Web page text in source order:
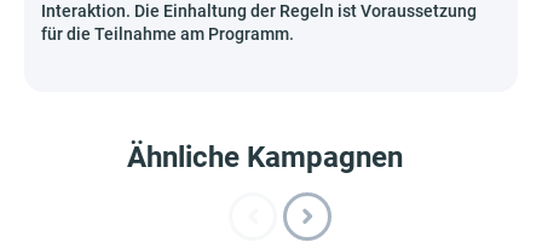
Interaktion. Die Einhaltung der Regeln ist Voraussetzung
für die Teilnahme am Programm.
Ähnliche Kampagnen